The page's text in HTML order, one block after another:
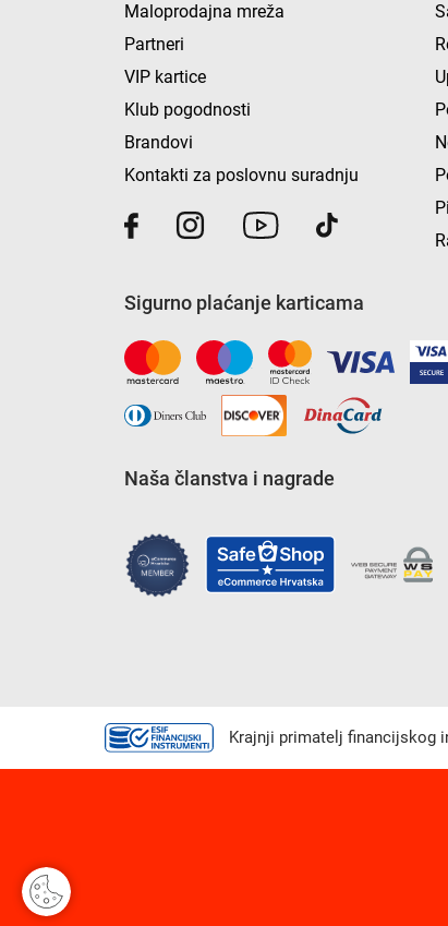
Maloprodajna mreža
Partneri
VIP kartice
Klub pogodnosti
Brandovi
Kontakti za poslovnu suradnju
Sigurno plaćanje karticama
Naša članstva i nagrade
Krajnji primatelj financijskog